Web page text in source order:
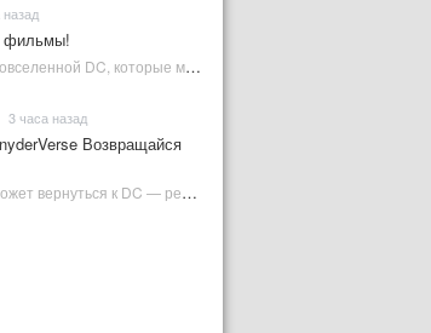
фильмы!
7 фильмов киновселенной DC, которые может снять Зак Снайдер | Plugged In Ru
3 часа назад
Возвращайся
Зак Снайдер может вернуться к DC — режиссер общался с Warner Bros. (фото) | Plugged In Ru